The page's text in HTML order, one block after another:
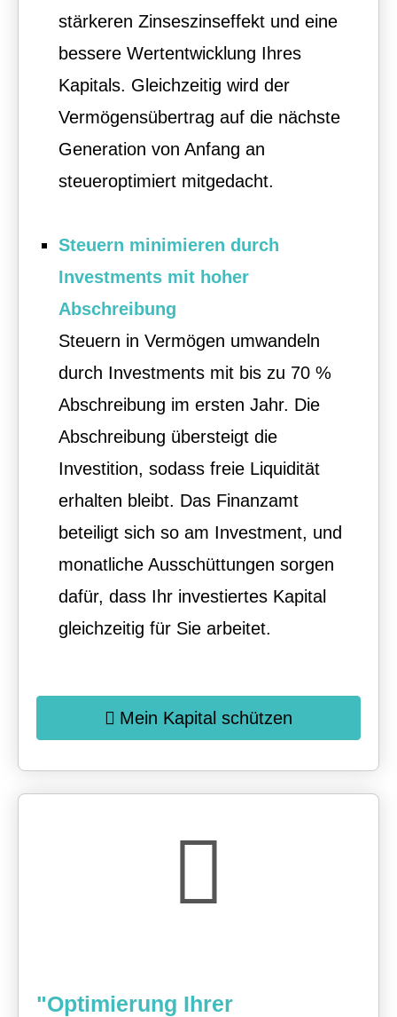
stärkeren Zinseszinseffekt und eine
bessere Wertentwicklung Ihres
Kapitals. Gleichzeitig wird der
Vermögensübertrag auf die nächste
Generation von Anfang an
steueroptimiert mitgedacht.
Steuern minimieren durch
Investments mit hoher
Abschreibung
Steuern in Vermögen umwandeln
durch Investments mit bis zu 70 %
Abschreibung im ersten Jahr. Die
Abschreibung übersteigt die
Investition, sodass freie Liquidität
erhalten bleibt. Das Finanzamt
beteiligt sich so am Investment, und
monatliche Ausschüttungen sorgen
dafür, dass Ihr investiertes Kapital
gleichzeitig für Sie arbeitet.
Mein Kapital schützen
"Optimierung Ihrer